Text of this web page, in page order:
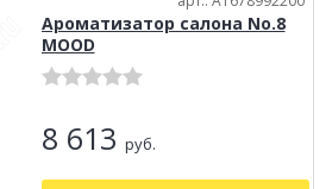
Ароматизатор салона No.8
MOOD
8 613 руб.